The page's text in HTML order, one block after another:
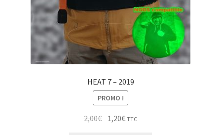
HEAT 7 – 2019
PROMO !
2,00€ Le1,20€Le
TTC